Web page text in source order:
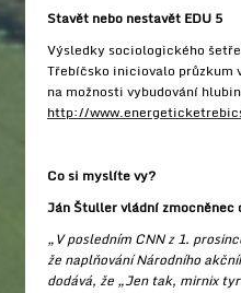
Stavět nebo nestavět EDU 5
Výsledky sociologického
Třebíčsko iniciovalo průzkum
na možnosti vybudování
http://
Co si myslíte vy?
Ján Štuller vládní zmocněnec
„V posledním CNN z 1.
že naplňování Národního
dodává, že „Jen tak, mirnix